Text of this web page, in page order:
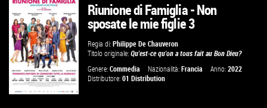
GUARDA IL TRAILER
VAI ALLA SCHEDA
Riunione di Famiglia - Non
sposate le mie figlie 3
Regia di:Philippe De Chauveron
Titolo originale:Qu'est-ce qu'on a tous fait au Bon Dieu?
Genere:Commedia Nazionalità:Francia Anno:2022
Distributore:01 Distribution